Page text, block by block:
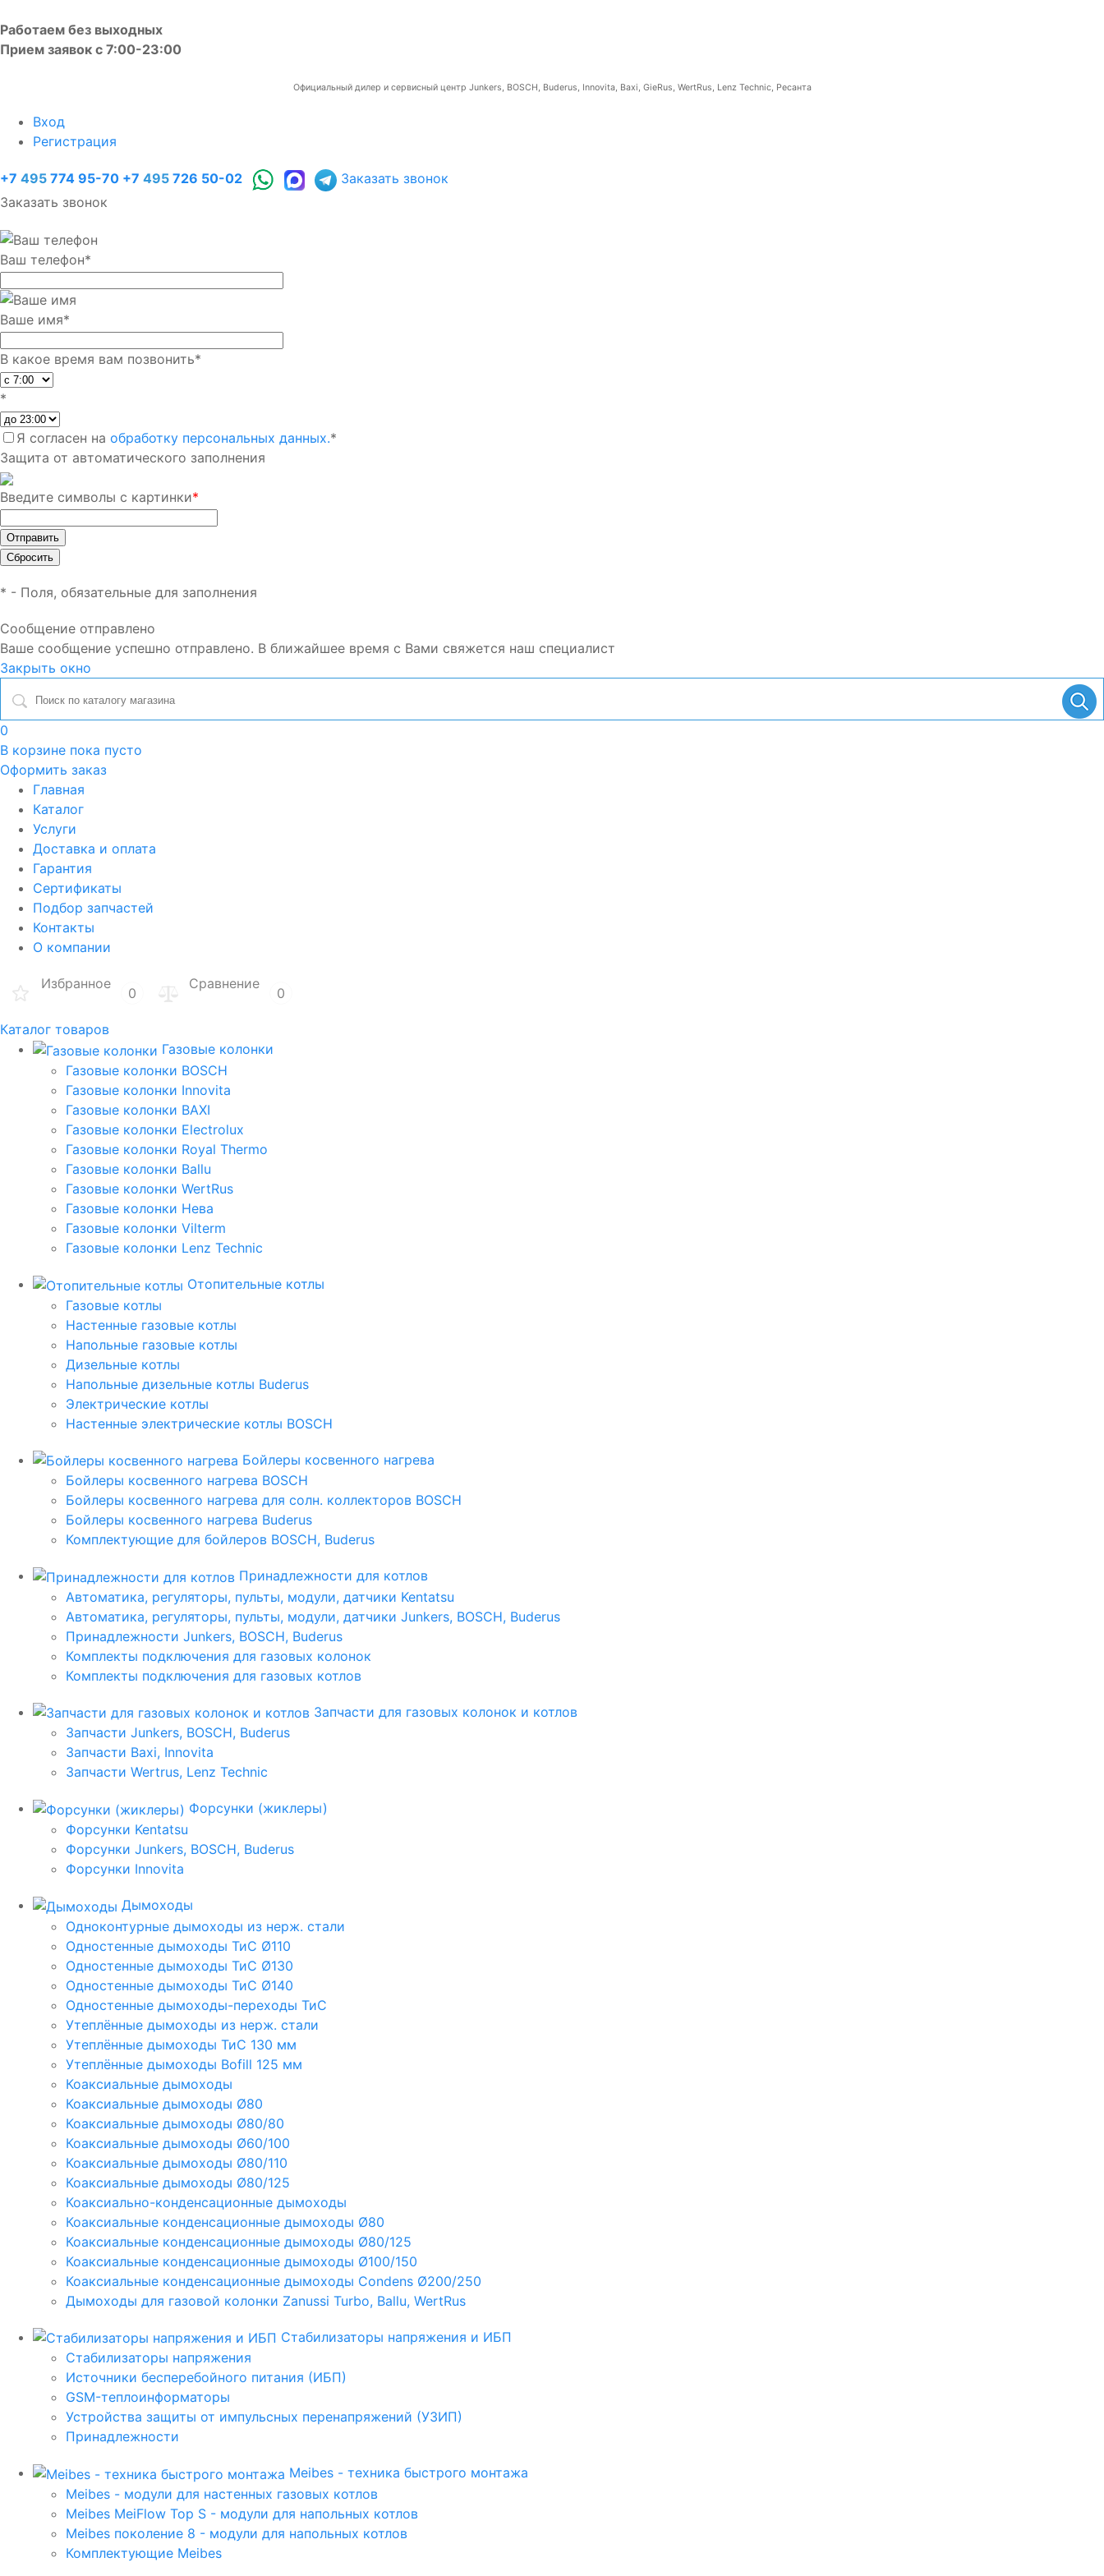
Работаем без выходных
Прием заявок с 7:00-23:00
Официальный дилер и сервисный центр Junkers, BOSCH, Buderus, Innovita, Baxi, GieRus, WertRus, Lenz Technic, Ресанта
Вход
Регистрация
+7 495 774 95-70 +7 495 726 50-02
Заказать звонок
Заказать звонок
Ваш телефон*
Ваше имя*
В какое время вам позвонить*
*
Я согласен на обработку персональных данных.*
Защита от автоматического заполнения
Введите символы с картинки*
* - Поля, обязательные для заполнения
Сообщение отправлено
Ваше сообщение успешно отправлено. В ближайшее время с Вами свяжется наш специалист
Закрыть окно
0
В корзине пока пусто
Оформить заказ
Главная
Каталог
Услуги
Доставка и оплата
Гарантия
Сертификаты
Подбор запчастей
Контакты
О компании
Избранное
0
Сравнение
0
Каталог товаров
Газовые колонки
Газовые колонки BOSCH
Газовые колонки Innovita
Газовые колонки BAXI
Газовые колонки Electrolux
Газовые колонки Royal Thermo
Газовые колонки Ballu
Газовые колонки WertRus
Газовые колонки Нева
Газовые колонки Vilterm
Газовые колонки Lenz Technic
Отопительные котлы
Газовые котлы
Настенные газовые котлы
Напольные газовые котлы
Дизельные котлы
Напольные дизельные котлы Buderus
Электрические котлы
Настенные электрические котлы BOSCH
Бойлеры косвенного нагрева
Бойлеры косвенного нагрева BOSCH
Бойлеры косвенного нагрева для солн. коллекторов BOSCH
Бойлеры косвенного нагрева Buderus
Комплектующие для бойлеров BOSCH, Buderus
Принадлежности для котлов
Автоматика, регуляторы, пульты, модули, датчики Kentatsu
Автоматика, регуляторы, пульты, модули, датчики Junkers, BOSCH, Buderus
Принадлежности Junkers, BOSCH, Buderus
Комплекты подключения для газовых колонок
Комплекты подключения для газовых котлов
Запчасти для газовых колонок и котлов
Запчасти Junkers, BOSCH, Buderus
Запчасти Baxi, Innovita
Запчасти Wertrus, Lenz Technic
Форсунки (жиклеры)
Форсунки Kentatsu
Форсунки Junkers, BOSCH, Buderus
Форсунки Innovita
Дымоходы
Одноконтурные дымоходы из нерж. стали
Одностенные дымоходы ТиС Ø110
Одностенные дымоходы ТиС Ø130
Одностенные дымоходы ТиС Ø140
Одностенные дымоходы-переходы ТиС
Утеплённые дымоходы из нерж. стали
Утеплённые дымоходы ТиС 130 мм
Утеплённые дымоходы Bofill 125 мм
Коаксиальные дымоходы
Коаксиальные дымоходы Ø80
Коаксиальные дымоходы Ø80/80
Коаксиальные дымоходы Ø60/100
Коаксиальные дымоходы Ø80/110
Коаксиальные дымоходы Ø80/125
Коаксиально-конденсационные дымоходы
Коаксиальные конденсационные дымоходы Ø80
Коаксиальные конденсационные дымоходы Ø80/125
Коаксиальные конденсационные дымоходы Ø100/150
Коаксиальные конденсационные дымоходы Condens Ø200/250
Дымоходы для газовой колонки Zanussi Turbo, Ballu, WertRus
Стабилизаторы напряжения и ИБП
Стабилизаторы напряжения
Источники бесперебойного питания (ИБП)
GSM-теплоинформаторы
Устройства защиты от импульсных перенапряжений (УЗИП)
Принадлежности
Meibes - техника быстрого монтажа
Meibes - модули для настенных газовых котлов
Meibes MeiFlow Top S - модули для напольных котлов
Meibes поколение 8 - модули для напольных котлов
Комплектующие Meibes